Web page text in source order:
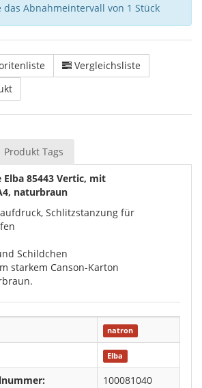
das Abnahmeintervall von 1 Stück
Vergleichsliste
Produkt Tags
Elba 85443 Vertic, mit
naturbraun
Schlitzstanzung für
Schildchen
starkem Canson-Karton
natron
Elba
100081040